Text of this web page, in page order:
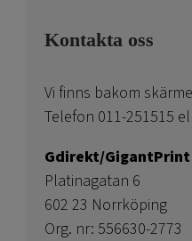
Kontakta oss
Vi finns bakom
Telefon 011-251515
Gdirekt/GigantPrint
Platinagatan 6
602 23 Norrköping
Org. nr: 556630-2773